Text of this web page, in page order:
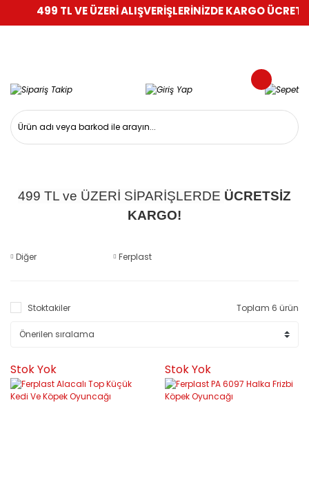
499 TL VE ÜZERİ ALIŞVERİŞLERİNİZDE KARGO
499 TL ve ÜZERİ SİPARİŞLERDE ÜCRETSİZ
KARGO!
Diğer Ferplast
Stoktakiler Toplam 6 ürün
Stok Yok Stok Yok